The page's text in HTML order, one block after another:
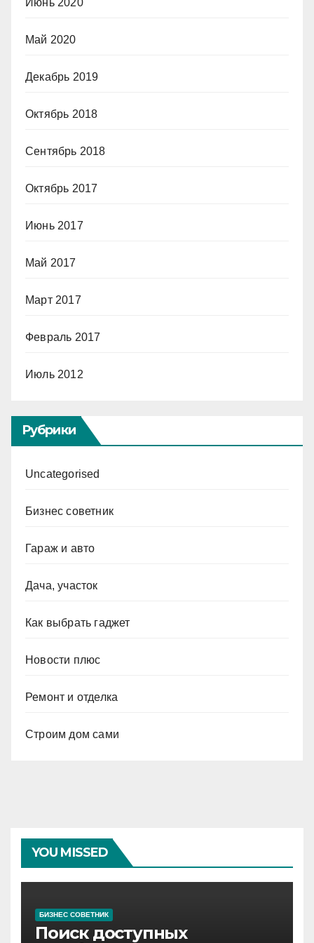
Май 2020
Декабрь 2019
Октябрь 2018
Сентябрь 2018
Октябрь 2017
Июнь 2017
Май 2017
Март 2017
Февраль 2017
Июль 2012
Рубрики
Uncategorised
Бизнес советник
Гараж и авто
Дача, участок
Как выбрать гаджет
Новости плюс
Ремонт и отделка
Строим дом сами
YOU MISSED
БИЗНЕС СОВЕТНИК
Поиск доступных